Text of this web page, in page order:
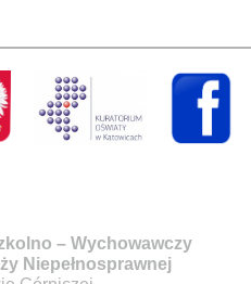
– Wychowawczy
Niepełnosprawnej